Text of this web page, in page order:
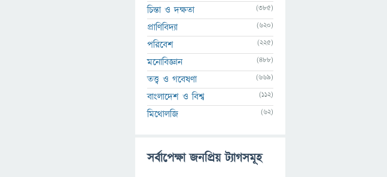
চিন্তা ও দক্ষতা (385)
প্রাণিবিদ্যা (620)
পরিবেশ (225)
মনোবিজ্ঞান (488)
তত্ত্ব ও গবেষণা (669)
বাংলাদেশ ও বিশ্ব (112)
মিথোলজি (62)
সর্বাপেক্ষা জনপ্রিয় ট্যাগসমূহ